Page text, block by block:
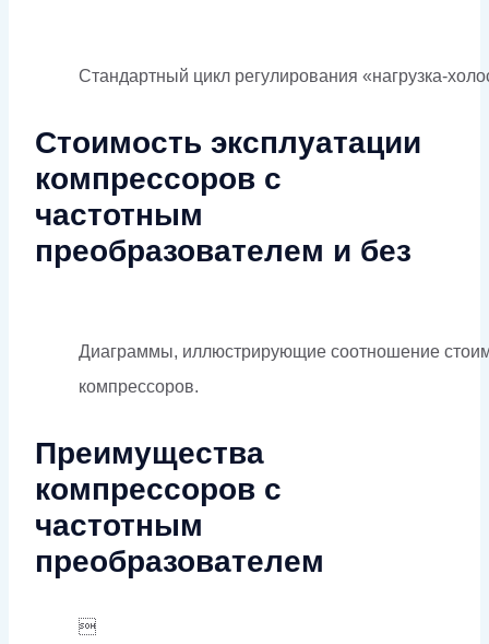
Стандартный цикл регулирования «нагрузка-
Стоимость эксплуатации
компрессоров с
частотным
преобразователем и без
Диаграммы, иллюстрирующие соотношение
компрессоров.
Преимущества
компрессоров с
частотным
преобразователем
